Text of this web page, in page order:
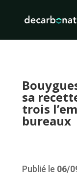
sa
trois
bureaux
Publié le 06/